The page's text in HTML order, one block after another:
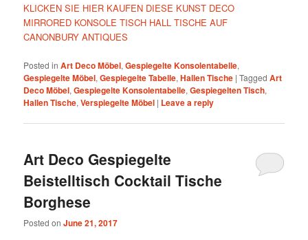
KLICKEN SIE HIER KAUFEN DIESE KUNST DECO
MIRRORED KONSOLE TISCH HALL TISCHE AUF
CANONBURY ANTIQUES
Posted in Art Deco Möbel,Gespiegelte Konsolentabelle,
Gespiegelte Möbel,Gespiegelte Tabelle,Hallen Tische |Tagged Art
Deco Möbel,Gespiegelte Konsolentabelle,Gespiegelten Tisch,
Hallen Tische,Verspiegelte Möbel | Leave a reply
Art Deco Gespiegelte
Beistelltisch Cocktail Tische
Borghese
Posted onJune 21, 2017